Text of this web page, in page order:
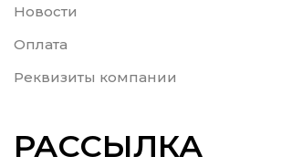
Новости
Оплата
Реквизиты компании
РАССЫЛКА